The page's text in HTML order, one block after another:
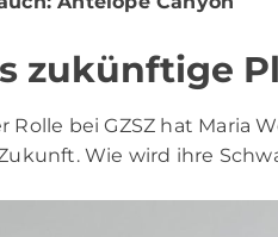
zukünftige
Rolle bei GZSZ hat Maria
Wie wird ihre